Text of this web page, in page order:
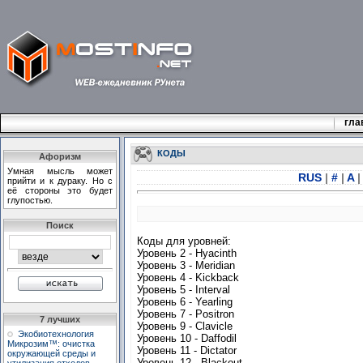
Афоризм
Умная мысль может
прийти и к дураку. Но с
её стороны это будет
глупостью.
Поиск
7 лучших
Экобиотехнология
Микрозим™: очистка
окружающей среды и
КОДЫ
RUS | # | A |
Коды для уровней:
Уровень 2 - Hyacinth
Уровень 3 - Meridian
Уровень 4 - Kickback
Уровень 5 - Interval
Уровень 6 - Yearling
Уровень 7 - Positron
Уровень 9 - Clavicle
Уровень 10 - Daffodil
Уровень 11 - Dictator